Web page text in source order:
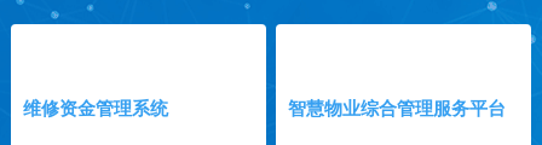
维修资金管理系统 智慧物业综合管理服务平台